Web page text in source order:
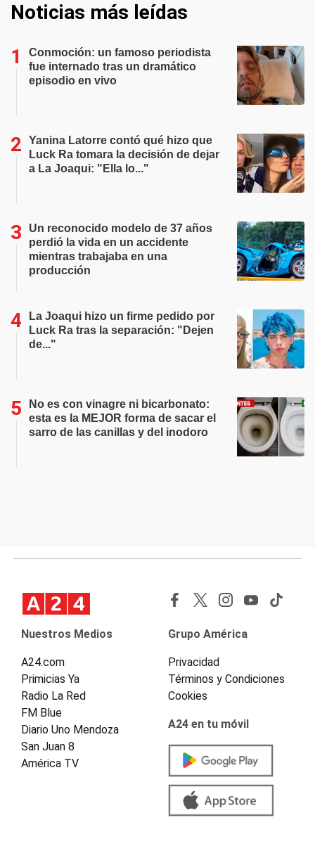
Noticias más leídas
Conmoción: un famoso periodista
fue internado tras un dramático
episodio en vivo
Yanina Latorre contó qué hizo que
Luck Ra tomara la decisión de dejar
a La Joaqui: "Ella lo..."
Un reconocido modelo de 37 años
perdió la vida en un accidente
mientras trabajaba en una
producción
La Joaqui hizo un firme pedido por
Luck Ra tras la separación: "Dejen
de..."
No es con vinagre ni bicarbonato:
esta es la MEJOR forma de sacar el
sarro de las canillas y del inodoro
Nuestros Medios
A24.com
Primicias Ya
Radio La Red
FM Blue
Diario Uno Mendoza
San Juan 8
América TV
Grupo América
Privacidad
Términos y Condiciones
Cookies
A24 en tu móvil